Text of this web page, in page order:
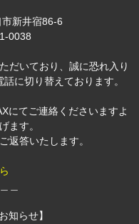
新井宿86-6
0038
だいており、誠に恐れ入り
に切り替えております。
にてご連絡くださいますよ
ます。
返答いたします。
知らせ】